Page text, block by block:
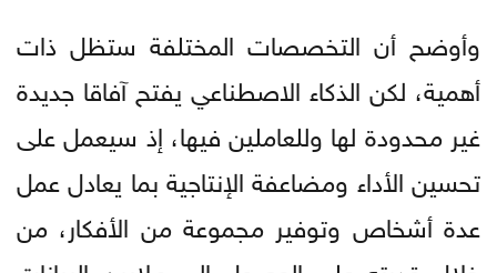
وأوضح أن التخصصات المختلفة ستظل ذات
أهمية، لكن الذكاء الاصطناعي يفتح آفاقا جديدة
غير محدودة لها وللعاملين فيها، إذ سيعمل على
تحسين الأداء ومضاعفة الإنتاجية بما يعادل عمل
عدة أشخاص وتوفير مجموعة من الأفكار، من